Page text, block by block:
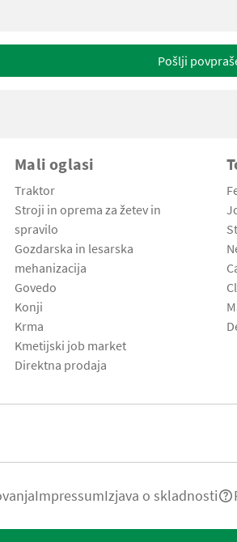
Pošlji
Mali oglasi
Traktor
Stroji in oprema za žetev in
spravilo
Gozdarska in lesarska
mehanizacija
Govedo
Konji
Krma
Kmetijski job market
Direktna prodaja
ImpressumIzjava o skladnosti